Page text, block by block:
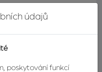
údajů
poskytování funkcí